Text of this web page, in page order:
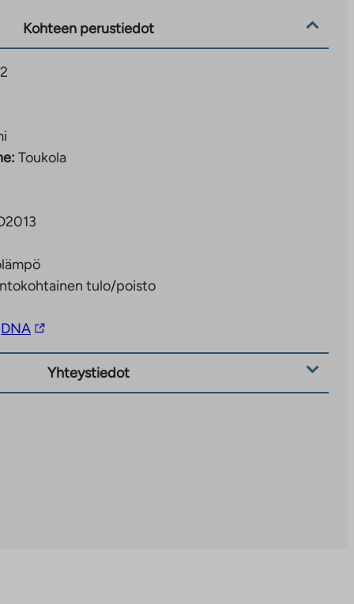
Kohteen perustiedot
Toukola
tulo/poisto
DNALinkki
vie
ulkopuoliseen
palveluun.
Yhteystiedot